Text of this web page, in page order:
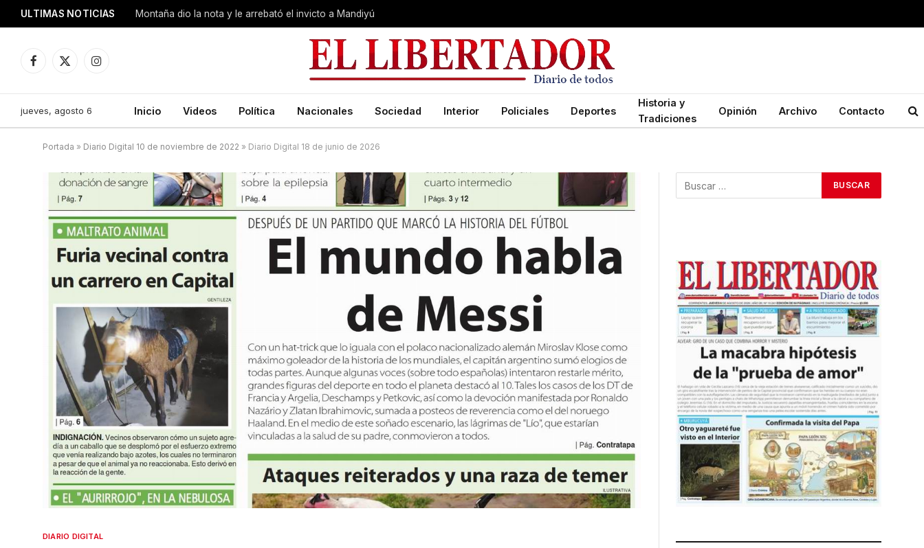
ULTIMAS NOTICIAS Montaña dio la nota y le arrebató el invicto a Mandiyú
Facebook
X
Instagram
jueves, agosto 6 Inicio Videos Política Nacionales Sociedad Interior Policiales Deportes
Historia y
Tradiciones
Opinión Archivo Contacto
Portada » Diario Digital 10 de noviembre de 2022 » Diario Digital 18 de junio de 2026
DIARIO DIGITAL